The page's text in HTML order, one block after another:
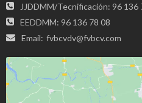
JJDDMM/Tecnificación: 96 136
EEDDMM: 96 136 78 08
Email: fvbcvdv@fvbcv.com